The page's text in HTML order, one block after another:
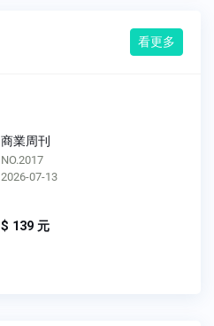
看更多
商業周刊
NO.2017
2026-07-13
$ 139 元